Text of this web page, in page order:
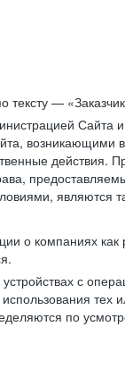
тексту —
Сайта
возникающими
действия.
являются
о компаниях как
с
тех
по